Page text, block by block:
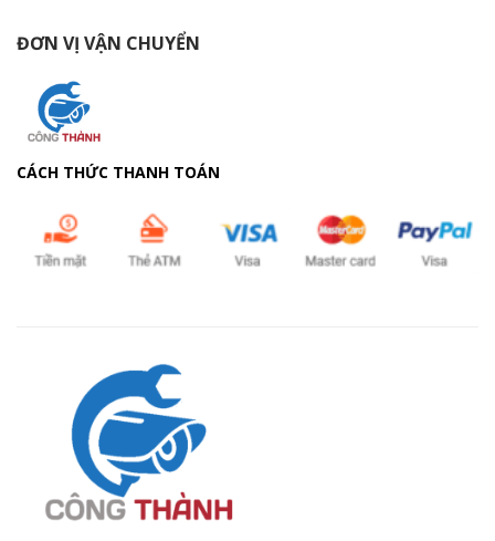
ĐƠN VỊ VẬN CHUYỂN
CÁCH THỨC THANH TOÁN